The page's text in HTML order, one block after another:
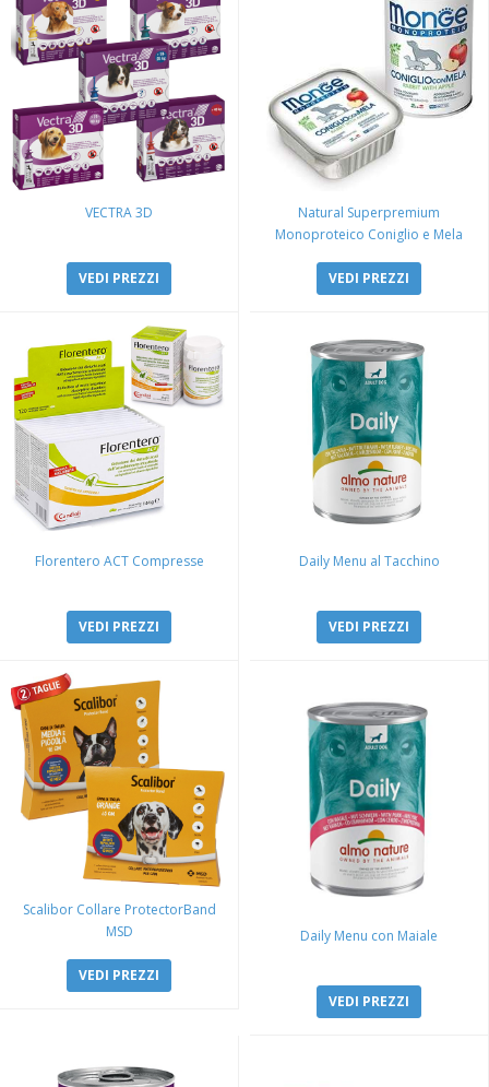
VECTRA 3D
VEDI PREZZI
Natural Superpremium
Monoproteico Coniglio e Mela
VEDI PREZZI
Florentero ACT Compresse
VEDI PREZZI
Daily Menu al Tacchino
VEDI PREZZI
Scalibor Collare ProtectorBand
MSD
VEDI PREZZI
Daily Menu con Maiale
VEDI PREZZI